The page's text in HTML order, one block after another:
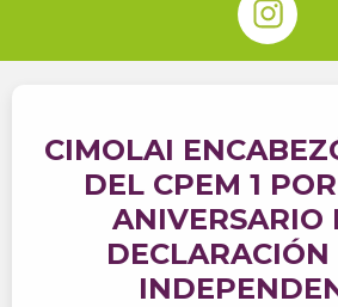
CIMOLAI
DEL CPEM 1
ANIVERSARIO